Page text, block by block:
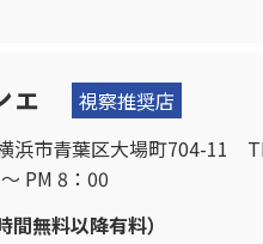
ェ
視察推奨店
浜市青葉区大場町704-11
PM 8：00
無料以降有料）